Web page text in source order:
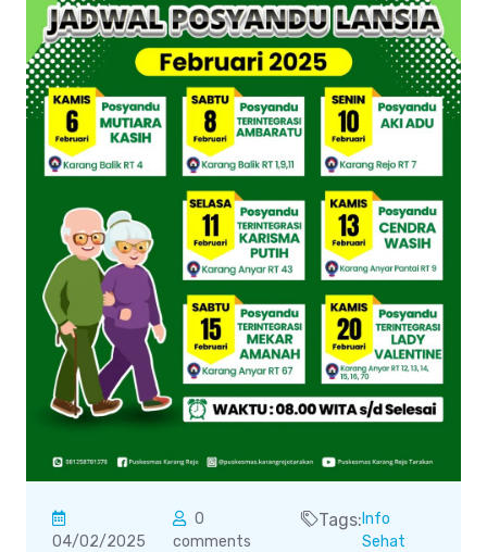
04/02/2025
0
comments
Tags: Info
Sehat